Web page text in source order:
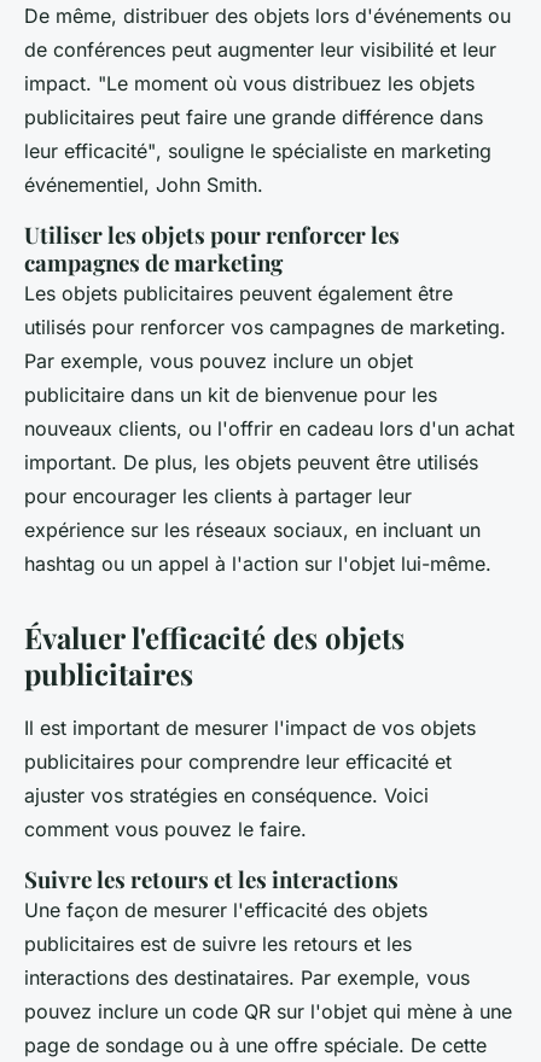
De même, distribuer des objets lors d'événements ou
de conférences peut augmenter leur visibilité et leur
impact. "Le moment où vous distribuez les objets
publicitaires peut faire une grande différence dans
leur efficacité", souligne le spécialiste en marketing
événementiel, John Smith.
Utiliser les objets pour renforcer les
campagnes de marketing
Les objets publicitaires peuvent également être
utilisés pour renforcer vos campagnes de marketing.
Par exemple, vous pouvez inclure un objet
publicitaire dans un kit de bienvenue pour les
nouveaux clients, ou l'offrir en cadeau lors d'un achat
important. De plus, les objets peuvent être utilisés
pour encourager les clients à partager leur
expérience sur les réseaux sociaux, en incluant un
hashtag ou un appel à l'action sur l'objet lui-même.
Évaluer l'efficacité des objets
publicitaires
Il est important de mesurer l'impact de vos objets
publicitaires pour comprendre leur efficacité et
ajuster vos stratégies en conséquence. Voici
comment vous pouvez le faire.
Suivre les retours et les interactions
Une façon de mesurer l'efficacité des objets
publicitaires est de suivre les retours et les
interactions des destinataires. Par exemple, vous
pouvez inclure un code QR sur l'objet qui mène à une
page de sondage ou à une offre spéciale. De cette